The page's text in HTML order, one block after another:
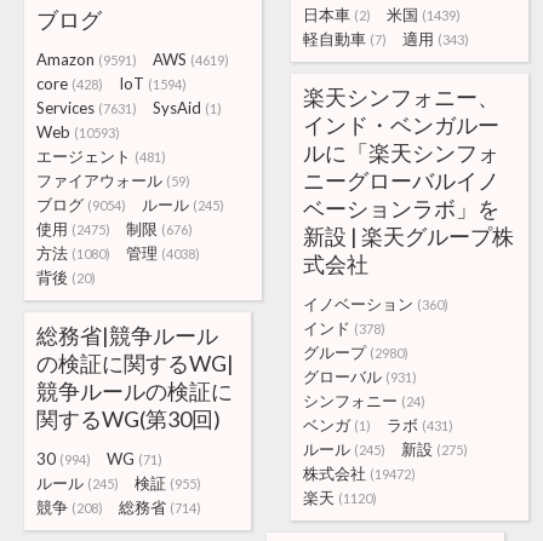
日本車 (2) 米国 (1439)
軽自動車 (7) 適用 (343)
ブログ
Amazon (9591) AWS (4619)
core (428) IoT (1594)
Services (7631) SysAid (1)
Web (10593)
エージェント (481)
ファイアウォール (59)
ブログ (9054) ルール (245)
使用 (2475) 制限 (676)
方法 (1080) 管理 (4038)
背後 (20)
楽天シンフォニー、
インド・ベンガルー
ルに「楽天シンフォ
ニーグローバルイノ
ベーションラボ」を
新設 | 楽天グループ株
式会社
イノベーション (360)
インド (378)
グループ (2980)
グローバル (931)
シンフォニー (24)
ベンガ (1) ラボ (431)
ルール (245) 新設 (275)
株式会社 (19472)
楽天 (1120)
総務省|競争ルール
の検証に関するWG|
競争ルールの検証に
関するWG(第30回)
30 (994) WG (71)
ルール (245) 検証 (955)
競争 (208) 総務省 (714)